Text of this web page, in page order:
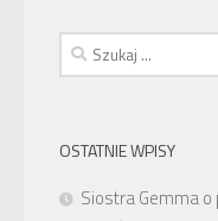
Szukaj:
OSTATNIE WPISY
Siostra Gemma